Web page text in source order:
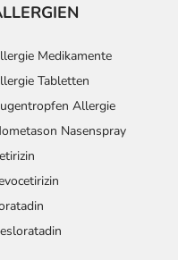
Medikamente
Tabletten
Allergie
Nasenspray